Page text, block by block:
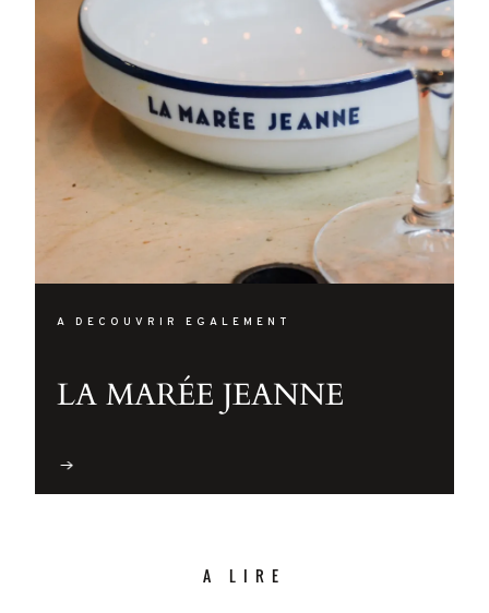
A DECOUVRIR EGALEMENT
LA MARÉE JEANNE
A LIRE